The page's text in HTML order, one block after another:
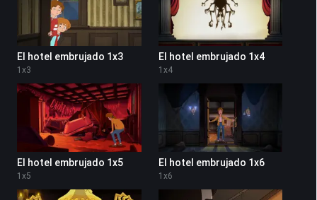
El hotel embrujado 1x3
1 x3
El hotel embrujado 1x4
1 x4
El hotel embrujado 1x5
1 x5
El hotel embrujado 1x6
1 x6